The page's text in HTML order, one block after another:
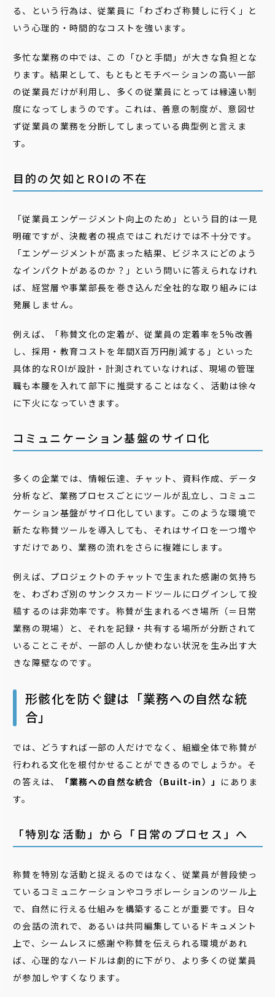
る、という行為は、従業員に「わざわざ称賛しに行く」と
いう心理的・時間的なコストを強います。
多忙な業務の中では、この「ひと手間」が大きな負担とな
ります。結果として、もともとモチベーションの高い一部
の従業員だけが利用し、多くの従業員にとっては縁遠い制
度になってしまうのです。これは、善意の制度が、意図せ
ず従業員の業務を分断してしまっている典型例と言えま
す。
目的の欠如とROIの不在
「従業員エンゲージメント向上のため」という目的は一見
明確ですが、決裁者の視点ではこれだけでは不十分です。
「エンゲージメントが高まった結果、ビジネスにどのよう
なインパクトがあるのか？」という問いに答えられなけれ
ば、経営層や事業部長を巻き込んだ全社的な取り組みには
発展しません。
例えば、「称賛文化の定着が、従業員の定着率を5%改善
し、採用・教育コストを年間X百万円削減する」といった
具体的なROIが設計・計測されていなければ、現場の管理
職も本腰を入れて部下に推奨することはなく、活動は徐々
に下火になっていきます。
コミュニケーション基盤のサイロ化
多くの企業では、情報伝達、チャット、資料作成、データ
分析など、業務プロセスごとにツールが乱立し、コミュニ
ケーション基盤がサイロ化しています。このような環境で
新たな称賛ツールを導入しても、それはサイロを一つ増や
すだけであり、業務の流れをさらに複雑にします。
例えば、プロジェクトのチャットで生まれた感謝の気持ち
を、わざわざ別のサンクスカードツールにログインして投
稿するのは非効率です。称賛が生まれるべき場所（＝日常
業務の現場）と、それを記録・共有する場所が分断されて
いることこそが、一部の人しか使わない状況を生み出す大
きな障壁なのです。
形骸化を防ぐ鍵は「業務への自然な統
合」
では、どうすれば一部の人だけでなく、組織全体で称賛が
行われる文化を根付かせることができるのでしょうか。そ
の答えは、
「業務への自然な統合（Built-in）」 にありま
す。
「特別な活動」から「日常のプロセス」へ
称賛を特別な活動と捉えるのではなく、従業員が普段使っ
ているコミュニケーションやコラボレーションのツール上
で、自然に行える仕組みを構築することが重要です。日々
の会話の流れで、あるいは共同編集しているドキュメント
上で、シームレスに感謝や称賛を伝えられる環境があれ
ば、心理的なハードルは劇的に下がり、より多くの従業員
が参加しやすくなります。